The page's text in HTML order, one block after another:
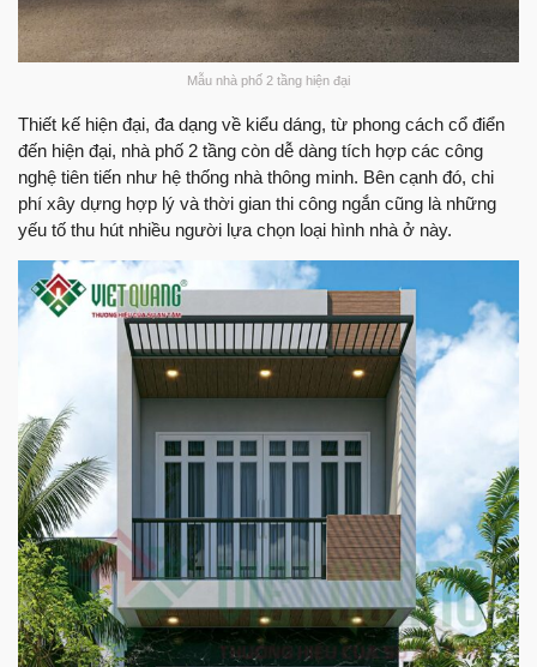
Mẫu nhà phố 2 tầng hiện đại
Thiết kế hiện đại, đa dạng về kiểu dáng, từ phong cách cổ điển
đến hiện đại, nhà phố 2 tầng còn dễ dàng tích hợp các công
nghệ tiên tiến như hệ thống nhà thông minh. Bên cạnh đó, chi
phí xây dựng hợp lý và thời gian thi công ngắn cũng là những
yếu tố thu hút nhiều người lựa chọn loại hình nhà ở này.